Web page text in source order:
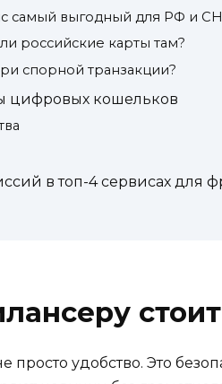
самый выгодный для РФ и
российские карты там?
спорной транзакции?
цифровых кошельков
в топ-4 сервисах для
удобство. Это